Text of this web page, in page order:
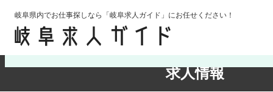
岐阜県内でお仕事探しなら「岐阜求人ガイド」にお任せください！
求人情報
検索条件の確認・変更